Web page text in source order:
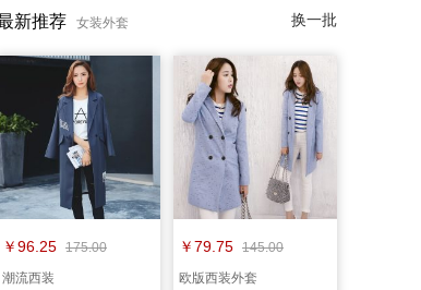
沙发等系列新中式时尚
休闲家具
管、五金挂件、锁具批
换一批
新推荐 女装外套
￥96.25 175.00
潮流西装
￥79.75 145.00
欧版西装外套